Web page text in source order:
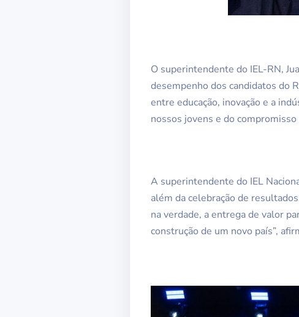
O superintendente do IEL-RN,
desempenho dos candidatos do
entre educação, inovação e a
nossos jovens e do
A superintendente do IEL
além da celebração de
na verdade, a entrega de valor
construção de um novo país”,